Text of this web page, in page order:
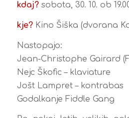
kdaj?sobota, 30. 10. ob
kje?Kino Šiška (dvorana
Nastopajo:
Jean-Christophe Gairard
Nejc Škofic – klaviature
Jošt Lampret – kontrabas
Godalkanje Fiddle Gang